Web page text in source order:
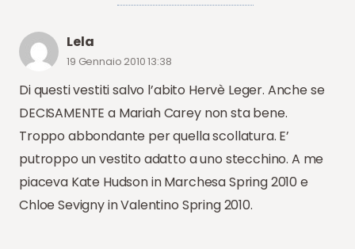
Lela
19 Gennaio 2010 13:38
Di questi vestiti salvo l’abito Hervè Leger. Anche se
DECISAMENTE a Mariah Carey non sta bene.
Troppo abbondante per quella scollatura. E’
putroppo un vestito adatto a uno stecchino. A me
piaceva Kate Hudson in Marchesa Spring 2010 e
Chloe Sevigny in Valentino Spring 2010.